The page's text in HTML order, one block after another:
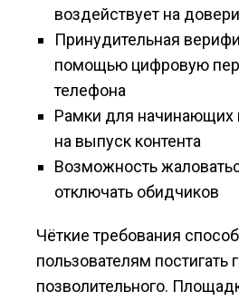
воздействует на
Принудительная
помощью цифровую
телефона
Рамки для начинающих
на выпуск контента
Возможность
отключать обидчиков
Чёткие требования
пользователям постигать
позволительного.